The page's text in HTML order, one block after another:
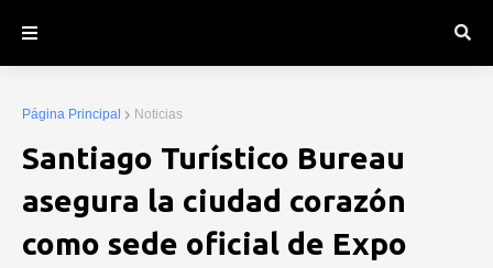
Página Principal Noticias
Santiago Turístico Bureau
asegura la ciudad corazón
como sede oficial de Expo